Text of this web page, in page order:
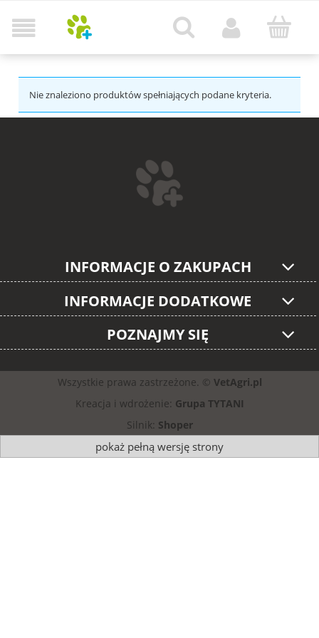
Nie znaleziono produktów spełniających podane kryteria.
INFORMACJE O ZAKUPACH
INFORMACJE DODATKOWE
POZNAJMY SIĘ
Wszystkie prawa zastrzeżone. © VetAgri.pl
Kreacja i wdrożenie: Grupa TYTANI
Silnik: Shoper
pokaż pełną wersję strony